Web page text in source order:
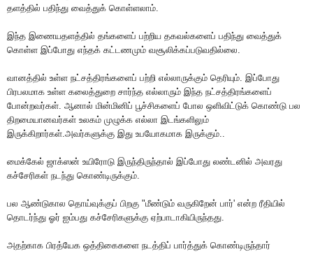
தளத்தில் பதிந்து வைத்துக் கொள்ளலாம்.
இந்த இணையதளத்தில் தங்களைப் பற்றிய தகவல்களைப் பதிந்து வைத்துக்
கொள்ள இப்போது எந்தக் கட்டணமும் வசூலிக்கப்படுவதில்லை.
வானத்தில் உள்ள நட்சத்திரங்களைப் பற்றி எல்லாருக்கும் தெரியும். இப்போது
பிரபலமாக உள்ள கலைத்துறை சார்ந்த எல்லாரும் இந்த நட்சத்திரங்களைப்
போன்றவர்கள். ஆனால் மின்மினிப் பூச்சிகளைப் போல ஒளிவிட்டுக் கொண்டு பல
திறமையானவர்கள் உலகம் முழுக்க எல்லா இடங்களிலும்
இருக்கிறார்கள்.அவர்களுக்கு இது உபயோகமாக இருக்கும்..
மைக்கேல் ஜாக்ஸன் உயிரோடு இருந்திருந்தால் இப்போது லண்டனில் அவரது
கச்சேரிகள் நடந்து கொண்டிருக்கும்.
பல ஆண்டுகால தொய்வுக்குப் பிறகு "மீண்டும் வருகிறேன் பார்' என்ற ரீதியில்
தொடர்ந்து ஓர் ஐம்பது கச்சேரிகளுக்கு ஏற்பாடாகியிருந்தது.
அதற்காக பிரத்யேக ஒத்திகைகளை நடத்திப் பார்த்துக் கொண்டிருந்தார்